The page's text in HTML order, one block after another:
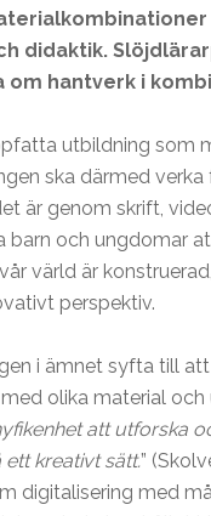
didaktik.
om hantverk i
utbildning som
ska därmed
är genom skrift,
barn och ungdomar
värld är
perspektiv.
i ämnet syfta till
olika material och
att utforska
kreativt sätt.”
digitalisering med